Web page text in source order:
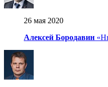
26 мая 2020
Алексей Бородавин